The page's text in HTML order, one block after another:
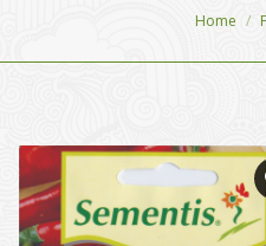
You are
Home